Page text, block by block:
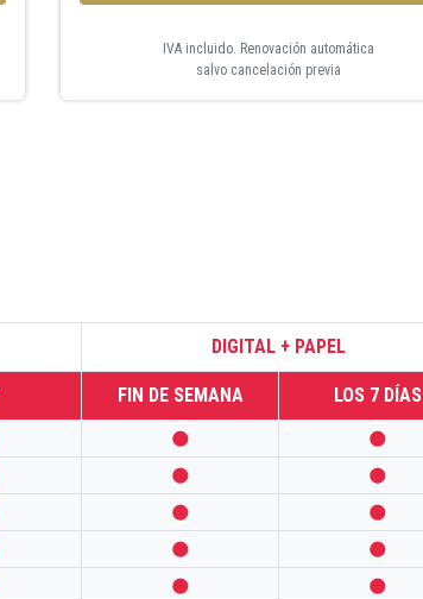
IVA incluido. Renovación automática
salvo cancelación previa
DIGITAL + PAPEL
FIN DE SEMANA
LOS 7 DÍAS
 
 
 
 
 